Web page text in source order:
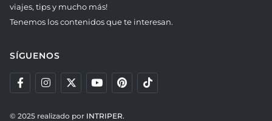
viajes, tips y mucho más!
Tenemos los contenidos que te interesan.
SÍGUENOS
© 2025 realizado por INTRIPER.